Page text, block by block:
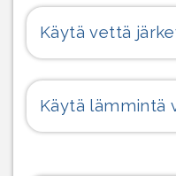
Käytä vettä
Käytä lämmintä